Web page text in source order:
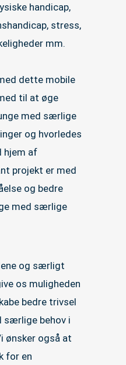
handicap,
stress,
mm.
dette mobile
til at øge
med særlige
og hvorledes
hjem af
projekt er med
og bedre
med særlige
og særligt
os muligheden
bedre trivsel
særlige behov i
ønsker også at
for en